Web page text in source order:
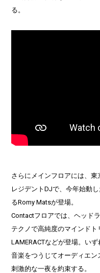
る。
さらにメインフロアには、
レジデントDJで、今年始動
るRomy Matsが登場。
Contactフロアでは、ヘッド
テクノで高純度のマインド
LAMERACTなどが登場。い
音楽をつうじてオーディエ
刺激的な一夜を約束する。